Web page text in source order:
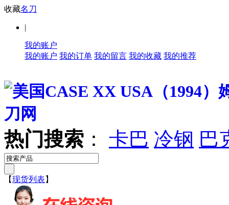
收藏名刀
|
我的账户
我的账户 我的订单 我的留言 我的收藏 我的推荐
热门搜索 ： 卡巴 冷钢 巴
【现货列表 】